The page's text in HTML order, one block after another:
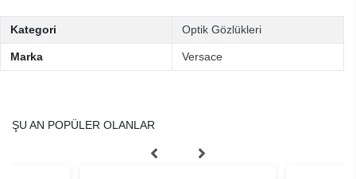
Kategori Optik Gözlükleri
Marka Versace
ŞU AN POPÜLER OLANLAR